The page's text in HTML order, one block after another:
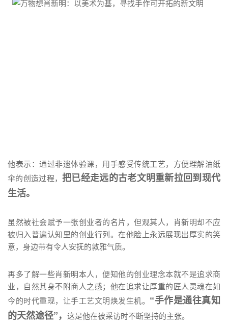
他表示：通过非遗体验课，用手感受传统工艺，方便理解油纸
伞的创造过程，把已经走远的古老文明重新拉回到现代
生活。
虽然被社会赋予一张创业者的名片，但观其人，肖新明却不应
被归入普遍认知里的创业行列。在他脸上永远展现出厚实的笑
意，身边带有令人安抚的敦雅气质。
再多了解一些肖新明本人，便知他的创业理念本就不是追求商
业，自然其身不附商人之感；他在追求让厚重的匠人灵魂在如
今的时代重现，让手工艺文明焕发生机。 “手作是通往真知
的天然途径”， 这是他在被采访时不断坚持的主张。